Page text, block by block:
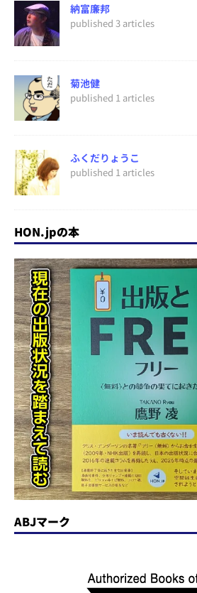
納富廉邦
published 3 articles
菊池健
published 1 articles
ふくだりょうこ
published 1 articles
HON.jpの本
ABJマーク